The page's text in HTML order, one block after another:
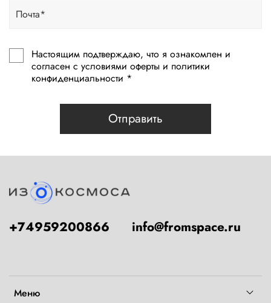
Настоящим подтверждаю, что я ознакомлен и
согласен с условиями оферты и политики
конфиденциальности *
Отправить
Меню
+74959200866 info@fromspace.ru